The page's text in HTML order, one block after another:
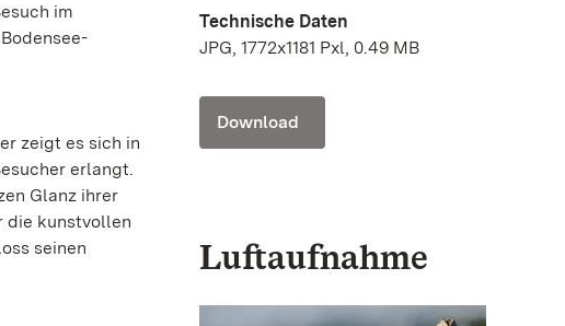
im
zeigt es sich in
erlangt.
Glanz ihrer
die kunstvollen
seinen
Technische Daten
JPG, 1772x1181 Pxl, 0.49 MB
Download
Luftaufnahme